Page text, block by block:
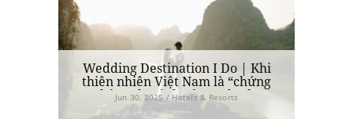
Wedding Destination I Do | Khi
thiên nhiên Việt Nam là “chứng
nhân” cho tình yêu vĩnh cửu
Jun 30, 2025 / Hotels & Resorts